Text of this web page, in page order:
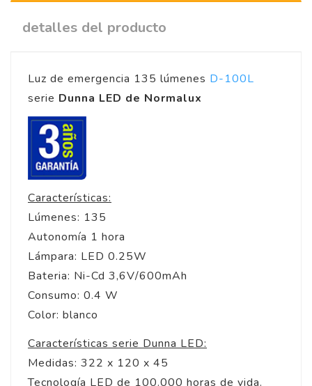
detalles del producto
Luz de emergencia 135 lúmenes D-100L
serie Dunna LED de Normalux
Características:
Lúmenes: 135
Autonomía 1 hora
Lámpara: LED 0.25W
Bateria: Ni-Cd 3,6V/600mAh
Consumo: 0.4 W
Color: blanco
Características serie Dunna LED:
Medidas: 322 x 120 x 45
Tecnología LED de 100.000 horas de vida.